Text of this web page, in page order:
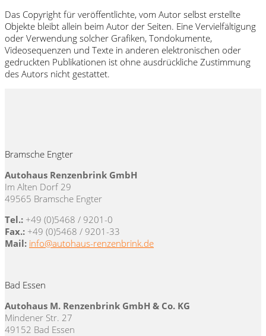
Das Copyright für veröffentlichte, vom Autor selbst erstellte
Objekte bleibt allein beim Autor der Seiten. Eine Vervielfältigung
oder Verwendung solcher Grafiken, Tondokumente,
Videosequenzen und Texte in anderen elektronischen oder
gedruckten Publikationen ist ohne ausdrückliche Zustimmung
des Autors nicht gestattet.
Bramsche Engter
Autohaus Renzenbrink GmbH
Im Alten Dorf 29
49565 Bramsche Engter
Tel.: +49 (0)5468 / 9201-0
Fax.: +49 (0)5468 / 9201-33
Mail: info@autohaus-renzenbrink.de
Bad Essen
Autohaus M. Renzenbrink GmbH & Co. KG
Mindener Str. 27
49152 Bad Essen